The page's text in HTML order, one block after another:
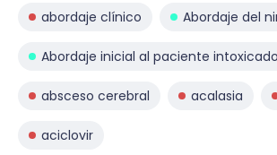
abordaje clínico Abordaje del
Abordaje inicial al paciente intoxicado
absceso cerebral acalasia
aciclovir